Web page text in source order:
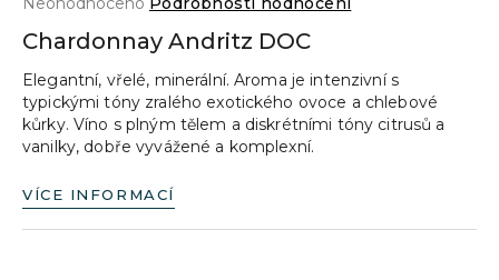
produktu
0,0
z
5
hvězdiček.
Chardonnay Andritz DOC
Elegantní, vřelé, minerální. Aroma je intenzivní s
typickými tóny zralého exotického ovoce a chlebové
kůrky. Víno s plným tělem a diskrétními tóny citrusů a
vanilky, dobře vyvážené a komplexní.
VÍCE INFORMACÍ
a
j
í
t
?